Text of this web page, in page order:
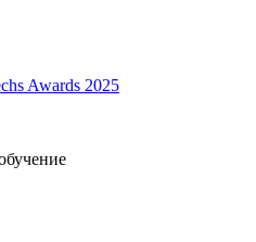
Awards 2025